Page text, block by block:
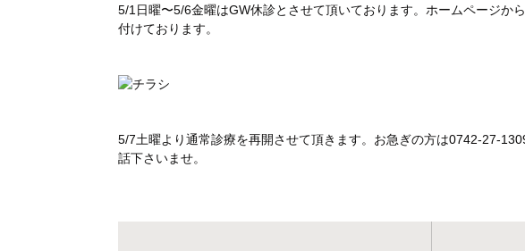
5/1日曜〜5/6金曜はGW休診とさせて頂いております。ホームページか
付けております。
5/7土曜より通常診療を再開させて頂きます。お急ぎの方は0742-27-
話下さいませ。